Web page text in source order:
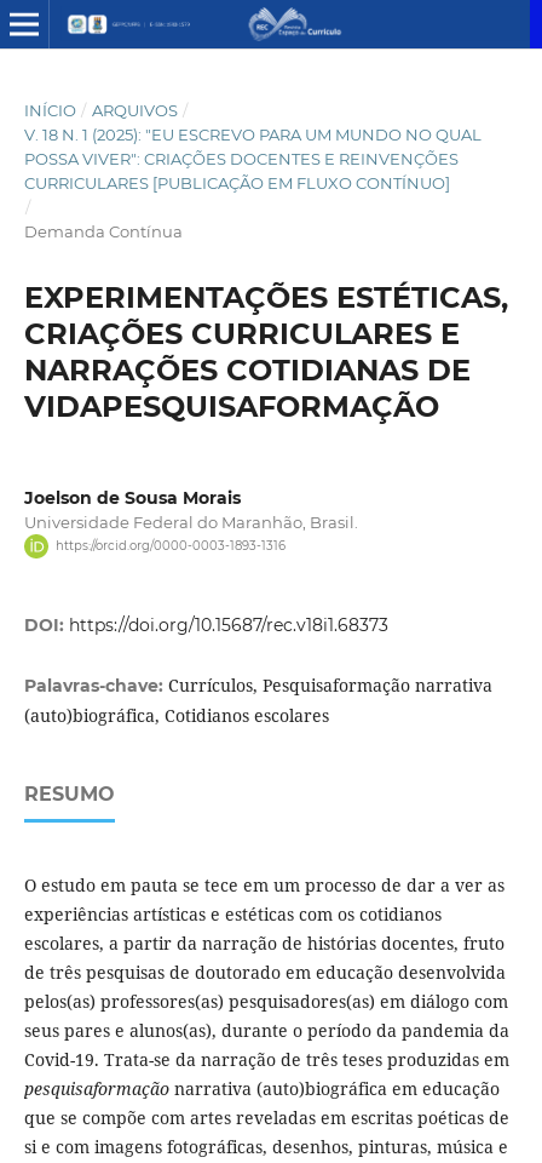
INÍCIO / ARQUIVOS /
V. 18 N. 1 (2025): "EU ESCREVO PARA UM MUNDO NO QUAL
POSSA VIVER": CRIAÇÕES DOCENTES E REINVENÇÕES
CURRICULARES [PUBLICAÇÃO EM FLUXO CONTÍNUO]
/
Demanda Contínua
EXPERIMENTAÇÕES ESTÉTICAS,
CRIAÇÕES CURRICULARES E
NARRAÇÕES COTIDIANAS DE
VIDAPESQUISAFORMAÇÃO
Joelson de Sousa Morais
Universidade Federal do Maranhão, Brasil.
https://orcid.org/0000-0003-1893-1316
DOI: https://doi.org/10.15687/rec.v18i1.68373
Palavras-chave: Currículos, Pesquisaformação narrativa
(auto)biográfica, Cotidianos escolares
RESUMO
O estudo em pauta se tece em um processo de dar a ver as
experiências artísticas e estéticas com os cotidianos
escolares, a partir da narração de histórias docentes, fruto
de três pesquisas de doutorado em educação desenvolvida
pelos(as) professores(as) pesquisadores(as) em diálogo com
seus pares e alunos(as), durante o período da pandemia da
Covid-19. Trata-se da narração de três teses produzidas em
pesquisaformaçãonarrativa (auto)biográfica em educação
que se compõe com artes reveladas em escritas poéticas de
si e com imagens fotográficas, desenhos, pinturas, música e